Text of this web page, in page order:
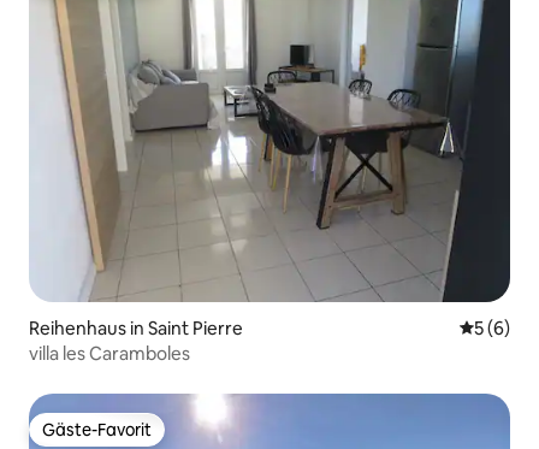
Reihenhaus in Saint Pierre
5 (6)
villa les Caramboles
Gäste-Favorit
Gäste-Favorit